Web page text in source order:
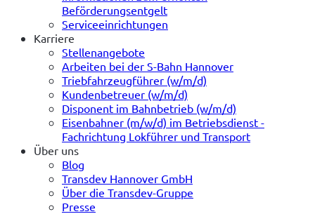
Beförderungsentgelt
Serviceeinrichtungen
Karriere
Stellenangebote
Arbeiten bei der S-Bahn Hannover
Triebfahrzeugführer (w/m/d)
Kundenbetreuer (w/m/d)
Disponent im Bahnbetrieb (w/m/d)
Eisenbahner (m/w/d) im Betriebsdienst -
Fachrichtung Lokführer und Transport
Über uns
Blog
Transdev Hannover GmbH
Über die Transdev-Gruppe
Presse